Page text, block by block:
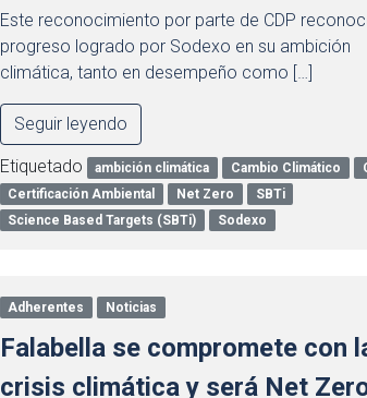
Este reconocimiento por parte de CDP
progreso logrado por Sodexo en su ambición
climática, tanto en desempeño como […]
Seguir leyendo
Etiquetado ambición climática Cambio Climático
Certificación Ambiental
Net Zero
SBTi
Science Based Targets (SBTi)
Sodexo
Adherentes Noticias
Falabella se compromete con
crisis climática y será Net